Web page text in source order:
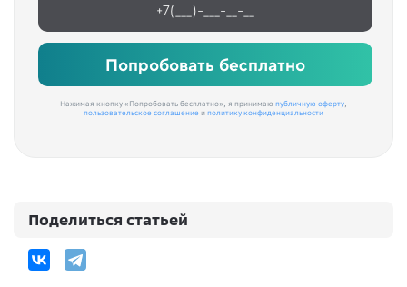
Попробовать бесплатно
Нажимая кнопку «Попробовать бесплатно», я принимаю публичную оферту
пользовательское соглашение и политику конфиденциальности
Поделиться статьей